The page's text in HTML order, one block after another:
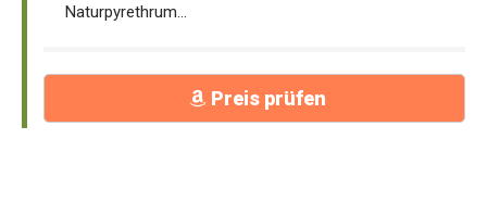
Naturpyrethrum...
Preis prüfen